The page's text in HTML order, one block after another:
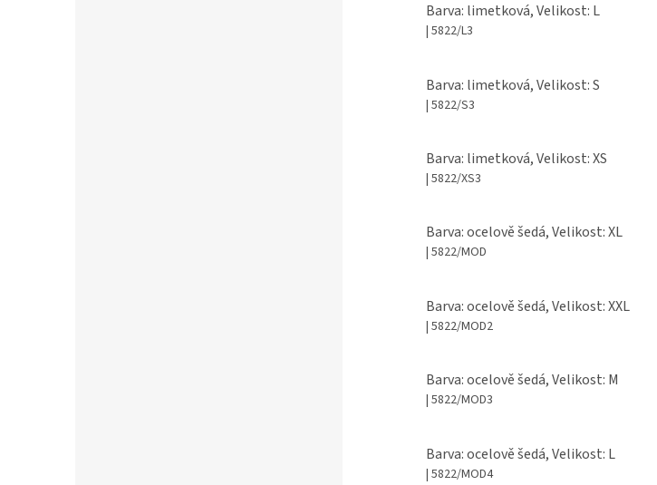
Barva: limetková, Velikost: L
| 5822/L3
Barva: limetková, Velikost: S
| 5822/S3
Barva: limetková, Velikost: XS
| 5822/XS3
Barva: ocelově šedá, Velikost: XL
| 5822/MOD
Barva: ocelově šedá, Velikost: XXL
| 5822/MOD2
Barva: ocelově šedá, Velikost: M
| 5822/MOD3
Barva: ocelově šedá, Velikost: L
| 5822/MOD4